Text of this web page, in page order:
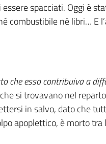
spacciati. Oggi è
combustibile né libri… E
che esso contribuiva a
si trovavano nel
in salvo, dato che
apoplettico, è morto